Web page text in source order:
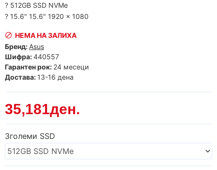
? 512GB SSD NVMe
? 15.6" 15.6" 1920 x 1080
35,181ден.
НЕМА НА ЗАЛИХА
Бренд: Asus
Шифра:440557
Гарантен рок: 24 месеци
Достава: 13-16 дена
Зголеми SSD